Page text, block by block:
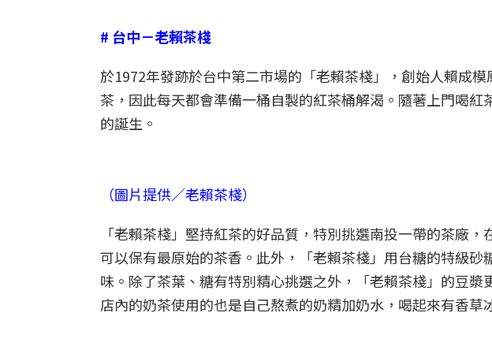
# 台中－老賴茶棧
於1972年發跡於台中第二市場的「老賴茶棧」，創始人賴成
茶，因此每天都會準備一桶自製的紅茶桶解渴。隨著上門喝
的誕生。
（圖片提供／老賴茶棧）
「老賴茶棧」堅持紅茶的好品質，特別挑選南投一帶的茶廠
可以保有最原始的茶香。此外，「老賴茶棧」用台糖的特級
味。除了茶葉、糖有特別精心挑選之外，「老賴茶棧」的豆
店內的奶茶使用的也是自己熬煮的奶精加奶水，喝起來有香草